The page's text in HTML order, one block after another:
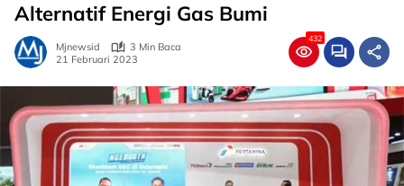
Alternatif Energi Gas Bumi
Mjnewsid
3 Min Baca
21 Februari 2023
432